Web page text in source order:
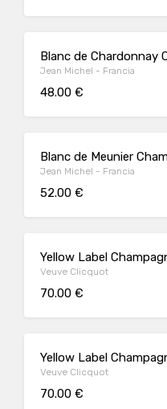
Blanc de Chardonnay
Jean Michel - Francia
48.00 €
Blanc de Meunier
Jean Michel - Francia
52.00 €
Yellow Label
Veuve Clicquot
70.00 €
Yellow Label
Veuve Clicquot
70.00 €